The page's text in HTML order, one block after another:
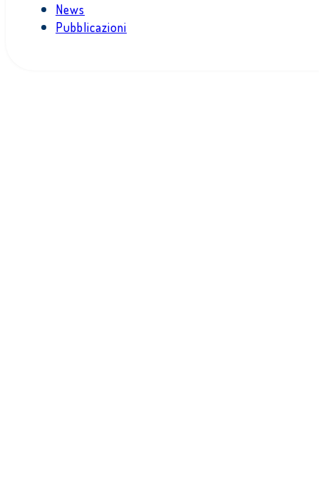
News
Pubblicazioni